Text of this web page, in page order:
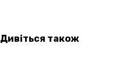
Дивіться також